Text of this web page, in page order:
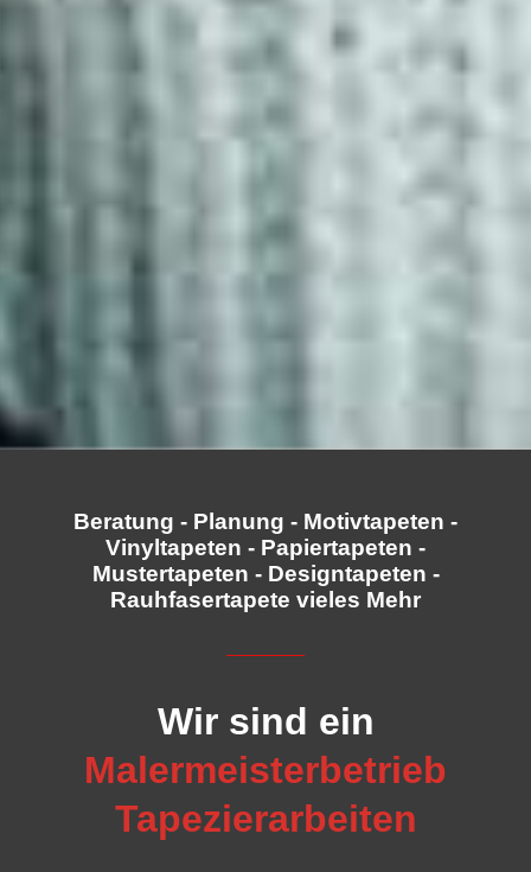
Beratung - Planung - Motivtapeten -
Vinyltapeten - Papiertapeten -
Mustertapeten - Designtapeten -
Rauhfasertapete vieles Mehr
Wir sind ein
Malermeisterbetrieb
Tapezierarbeiten